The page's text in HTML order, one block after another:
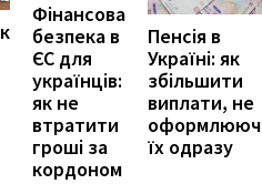
Фінансова
безпека в
ЄС для
українців:
як не
втратити
гроші за
кордоном
Пенсія в
Україні: як
збільшити
виплати, не
їх одразу